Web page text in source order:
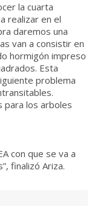
la cuarta
realizar en el
daremos una
van a consistir en
hormigón impreso
Esta
problema
para los arboles
con que se va a
finalizó Ariza.